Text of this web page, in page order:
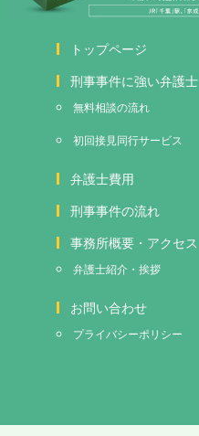
トップページ
刑事事件に強い弁護士
無料相談の流れ
初回接見 同行サービス
弁護士費用
刑事事件の流れ
事務所概要・アクセス
弁護士紹介・挨拶
お問い合わせ
プライバシーポリシー